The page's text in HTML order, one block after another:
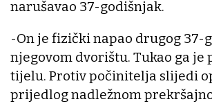
narušavao 37-godišnjak.
-On je fizički napao drugog 37-
njegovom dvorištu. Tukao ga je
tijelu. Protiv počinitelja slijedi
prijedlog nadležnom